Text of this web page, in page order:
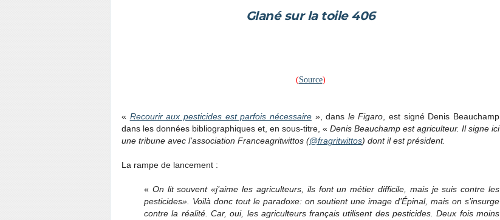
Glané sur la toile 406
(Source)
« Recourir aux pesticides est parfois nécessaire », dans le Figaro , est signé Denis Beauchamp
dans les données bibliographiques et, en sous-titre, « Denis Beauchamp est agriculteur. Il signe ici
une tribune avec l’association Franceagritwittos (@fragritwittos) dont il est président.
La rampe de lancement :
« On lit souvent «j’aime les agriculteurs, ils font un métier difficile, mais je suis contre les
pesticides». Voilà donc tout le paradoxe: on soutient une image d’Épinal, mais on s’insurge
contre la réalité. Car, oui, les agriculteurs français utilisent des pesticides. Deux fois moins